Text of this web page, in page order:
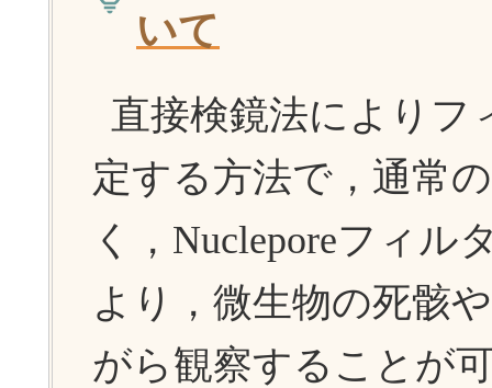
いて
直接検鏡法によりフ
定する方法で，通常
く，Nucleporeフィル
より，微生物の死骸
がら観察することが